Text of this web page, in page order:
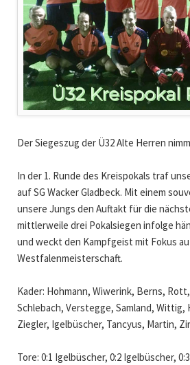
Der Siegeszug der Ü32 Alte Herren
In der 1. Runde des Kreispokals traf
auf SG Wacker Gladbeck. Mit einem
unsere Jungs den Auftakt für die
mittlerweile drei Pokalsiegen infolge
und weckt den Kampfgeist mit Fokus
Westfalenmeisterschaft.
Kader: Hohmann, Wiwerink, Berns,
Schlebach, Verstegge, Samland, Wittig,
Ziegler, Igelbüscher, Tancyus, Martin,
Tore: 0:1 Igelbüscher, 0:2 Igelbüscher,